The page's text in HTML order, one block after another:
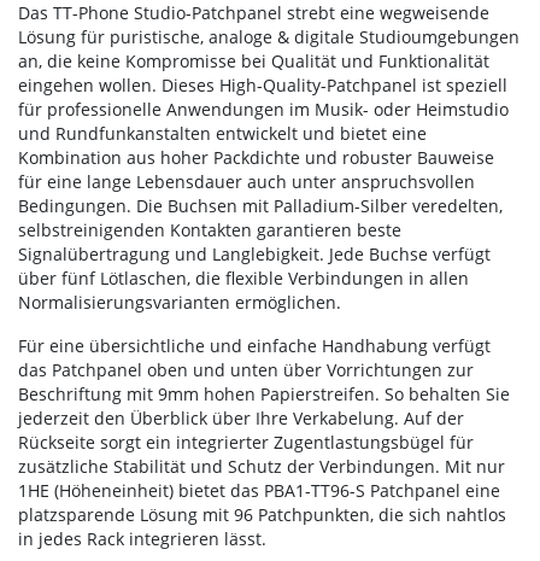
Das TT-Phone Studio-Patchpanel strebt eine wegweisende
Lösung für puristische, analoge & digitale Studioumgebungen
an, die keine Kompromisse bei Qualität und Funktionalität
eingehen wollen. Dieses High-Quality-Patchpanel ist speziell
für professionelle Anwendungen im Musik- oder Heimstudio
und Rundfunkanstalten entwickelt und bietet eine
Kombination aus hoher Packdichte und robuster Bauweise
für eine lange Lebensdauer auch unter anspruchsvollen
Bedingungen. Die Buchsen mit Palladium-Silber veredelten,
selbstreinigenden Kontakten garantieren beste
Signalübertragung und Langlebigkeit. Jede Buchse verfügt
über fünf Lötlaschen, die flexible Verbindungen in allen
Normalisierungsvarianten ermöglichen.
Für eine übersichtliche und einfache Handhabung verfügt
das Patchpanel oben und unten über Vorrichtungen zur
Beschriftung mit 9mm hohen Papierstreifen. So behalten Sie
jederzeit den Überblick über Ihre Verkabelung. Auf der
Rückseite sorgt ein integrierter Zugentlastungsbügel für
zusätzliche Stabilität und Schutz der Verbindungen. Mit nur
1HE (Höheneinheit) bietet das PBA1-TT96-S Patchpanel eine
platzsparende Lösung mit 96 Patchpunkten, die sich nahtlos
in jedes Rack integrieren lässt.